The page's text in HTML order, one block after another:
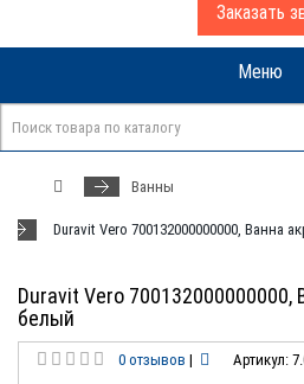
Заказать
Меню
Ванны
Duravit Vero 700132000000000, Ванна
Duravit Vero 700132000000000,
белый
0 отзывов |
Артикул: